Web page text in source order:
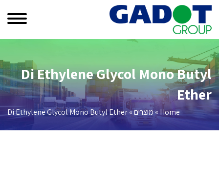
Di Ethylene Glycol Mono Butyl
Ether
Home
»מוצרים»
Di Ethylene Glycol Mono Butyl Ether